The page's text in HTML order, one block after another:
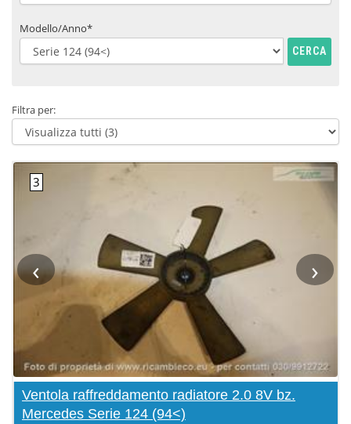
Modello/Anno*
CERCA
Filtra per:
‹ ›
Ventola raffreddamento radiatore 2.0 8V bz.
Mercedes Serie 124 (94<)